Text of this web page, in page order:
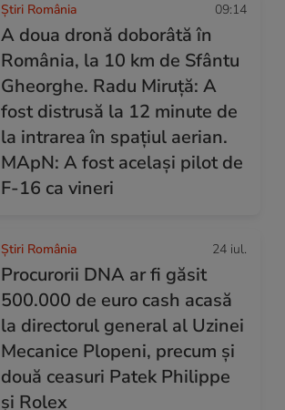
Știri România 09:14
A doua dronă doborâtă în
România, la 10 km de Sfântu
Gheorghe. Radu Miruță: A
fost distrusă la 12 minute de
la intrarea în spațiul aerian.
MApN: A fost același pilot de
F-16 ca vineri
Știri România 24 iul.
Procurorii DNA ar fi găsit
500.000 de euro cash acasă
la directorul general al Uzinei
Mecanice Plopeni, precum și
două ceasuri Patek Philippe
și Rolex